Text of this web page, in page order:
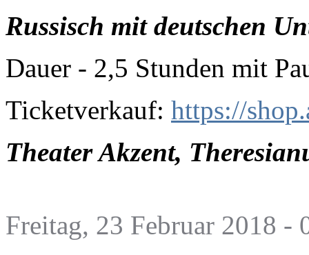
Russisch mit deutschen
Dauer - 2,5 Stunden mit
Ticketverkauf: https://
Theater Akzent,
Freitag, 23 Februar 2018 -